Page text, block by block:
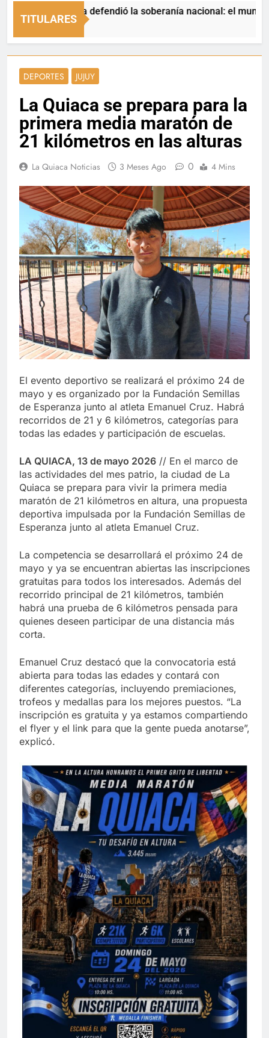
TITULARES
La Quiaca defendió la soberanía nacional: el municipio
6 Horas Ago
DEPORTES JUJUY
La Quiaca se prepara para la
primera media maratón de
21 kilómetros en las alturas
La Quiaca Noticias 3 Meses Ago 0 4 Mins
El evento deportivo se realizará el próximo 24 de
mayo y es organizado por la Fundación Semillas
de Esperanza junto al atleta Emanuel Cruz. Habrá
recorridos de 21 y 6 kilómetros, categorías para
todas las edades y participación de escuelas.
LA QUIACA, 13 de mayo 2026 // En el marco de
las actividades del mes patrio, la ciudad de La
Quiaca se prepara para vivir la primera media
maratón de 21 kilómetros en altura, una propuesta
deportiva impulsada por la Fundación Semillas de
Esperanza junto al atleta Emanuel Cruz.
La competencia se desarrollará el próximo 24 de
mayo y ya se encuentran abiertas las inscripciones
gratuitas para todos los interesados. Además del
recorrido principal de 21 kilómetros, también
habrá una prueba de 6 kilómetros pensada para
quienes deseen participar de una distancia más
corta.
Emanuel Cruz destacó que la convocatoria está
abierta para todas las edades y contará con
diferentes categorías, incluyendo premiaciones,
trofeos y medallas para los mejores puestos. “La
inscripción es gratuita y ya estamos compartiendo
el flyer y el link para que la gente pueda anotarse”,
explicó.